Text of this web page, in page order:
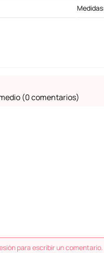
(0 comentarios)
para escribir un comentario.